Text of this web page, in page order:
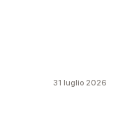
31 luglio 2026